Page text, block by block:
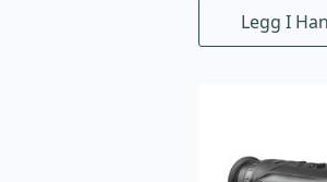
Legg I